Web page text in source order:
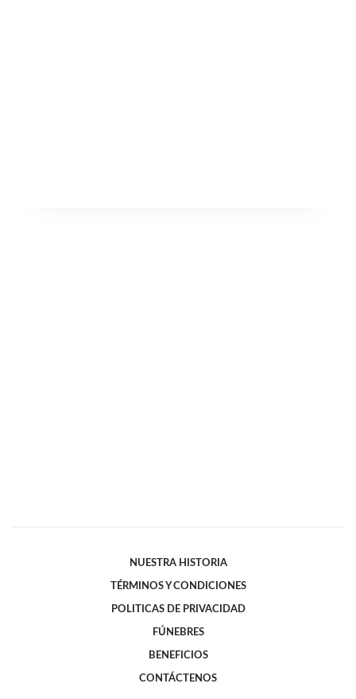
NUESTRA HISTORIA
TÉRMINOS Y CONDICIONES
POLITICAS DE PRIVACIDAD
FÚNEBRES
BENEFICIOS
CONTÁCTENOS